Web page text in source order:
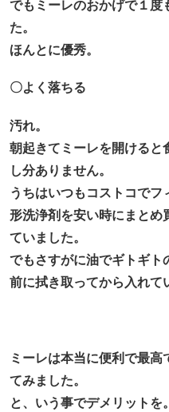
でもミーレのおかげで１度
た。
ほんとに優秀。
〇よく落ちる
汚れ。
朝起きてミーレを開けると
し分ありません。
うちはいつもコストコでフ
形洗浄剤を安い時にまとめ
ていました。
でもさすがに油でギトギト
前に拭き取ってから入れて
ミーレは本当に便利で最高
てみました。
と、いう事でデメリットを。